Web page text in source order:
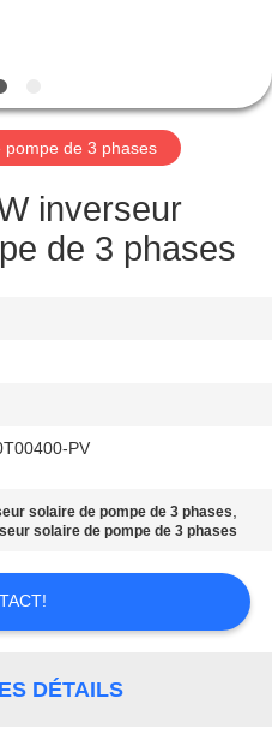
pompe de 3 phases
inverseur
de 3 phases
PV
solaire de pompe de 3 phases,
solaire de pompe de 3 phases
DÉTAILS